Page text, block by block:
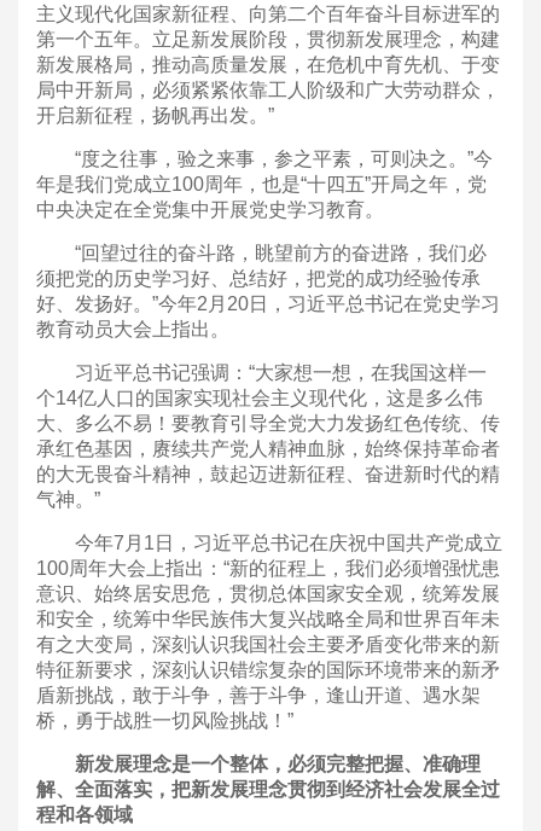
主义现代化国家新征程、向第二个百年奋斗目标进军的
第一个五年。立足新发展阶段，贯彻新发展理念，构建
新发展格局，推动高质量发展，在危机中育先机、于变
局中开新局，必须紧紧依靠工人阶级和广大劳动群众，
开启新征程，扬帆再出发。”
“度之往事，验之来事，参之平素，可则决之。”今
年是我们党成立100周年，也是“十四五”开局之年，党
中央决定在全党集中开展党史学习教育。
“回望过往的奋斗路，眺望前方的奋进路，我们必
须把党的历史学习好、总结好，把党的成功经验传承
好、发扬好。”今年2月20日，习近平总书记在党史学习
教育动员大会上指出。
习近平总书记强调：“大家想一想，在我国这样一
个14亿人口的国家实现社会主义现代化，这是多么伟
大、多么不易！要教育引导全党大力发扬红色传统、传
承红色基因，赓续共产党人精神血脉，始终保持革命者
的大无畏奋斗精神，鼓起迈进新征程、奋进新时代的精
气神。”
今年7月1日，习近平总书记在庆祝中国共产党成立
100周年大会上指出：“新的征程上，我们必须增强忧患
意识、始终居安思危，贯彻总体国家安全观，统筹发展
和安全，统筹中华民族伟大复兴战略全局和世界百年未
有之大变局，深刻认识我国社会主要矛盾变化带来的新
特征新要求，深刻认识错综复杂的国际环境带来的新矛
盾新挑战，敢于斗争，善于斗争，逢山开道、遇水架
桥，勇于战胜一切风险挑战！”
新发展理念是一个整体，必须完整把握、准确理
解、全面落实，把新发展理念贯彻到经济社会发展全过
程和各领域